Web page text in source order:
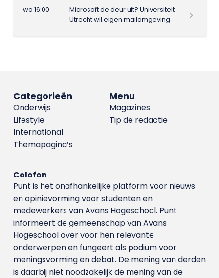
wo 16:00
Microsoft de deur uit? Universiteit
Utrecht wil eigen mailomgeving
Menu
Magazines
Tip de redactie
Categorieën
Onderwijs
Lifestyle
International
Themapagina’s
Colofon
Punt is het onafhankelijke platform voor nieuws
en opinievorming voor studenten en
medewerkers van Avans Hoge­school. Punt
informeert de gemeenschap van Avans
Hogeschool over voor hen relevante
onderwerpen en fungeert als podium voor
meningsvorming en debat. De mening van derden
is daarbij niet noodzakelijk de mening van de